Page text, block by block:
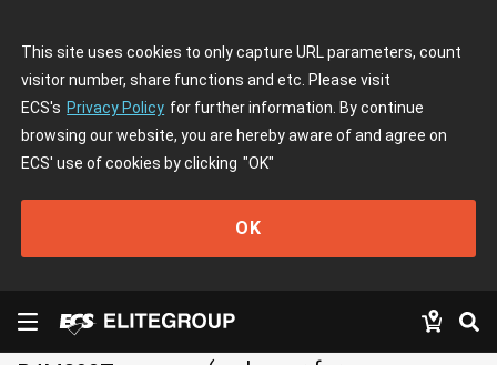
This site uses cookies to only capture URL parameters, count
visitor number, share functions and etc. Please visit
ECS's Privacy Policy for further information. By continue
browsing our website, you are hereby aware of and agree on
ECS' use of cookies by clicking "OK"
OK